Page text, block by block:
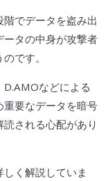
でデータを盗み出
ータの中身が攻撃者
です。
などによる
要なデータを暗号
される心配があり
く解説していま